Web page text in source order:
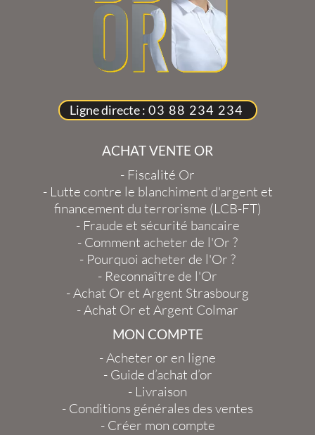
Ligne directe : 03 88 234 234
ACHAT VENTE OR
- Fiscalité Or
- Lutte contre le blanchiment d'argent et
financement du terrorisme (LCB-FT)
- Fraude et sécurité bancaire
- Comment acheter de l'Or ?
- Pourquoi acheter de l'Or ?
- Reconnaître de l'Or
-Achat Or et Argent Strasbourg
-Achat Or et Argent Colmar
MON COMPTE
-Acheter or en ligne
- Guide d’achat d’or
- Livraison
- Conditions générales des ventes
- Créer mon compte